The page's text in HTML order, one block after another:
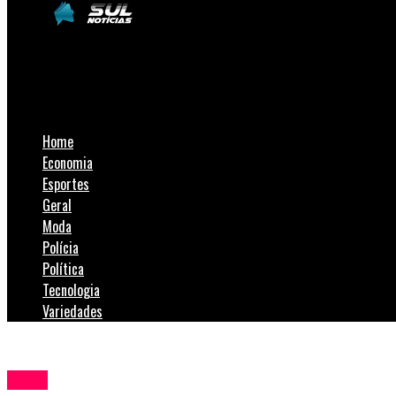
Home
Economia
Esportes
Geral
Moda
Polícia
Política
Tecnologia
Variedades